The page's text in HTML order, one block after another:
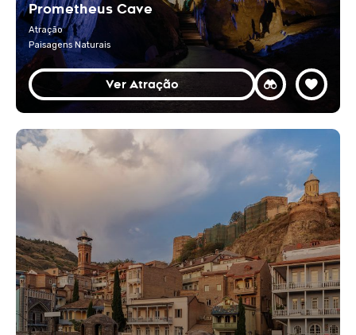
Prometheus Cave
Atração
Paisagens Naturais
Ver Atração